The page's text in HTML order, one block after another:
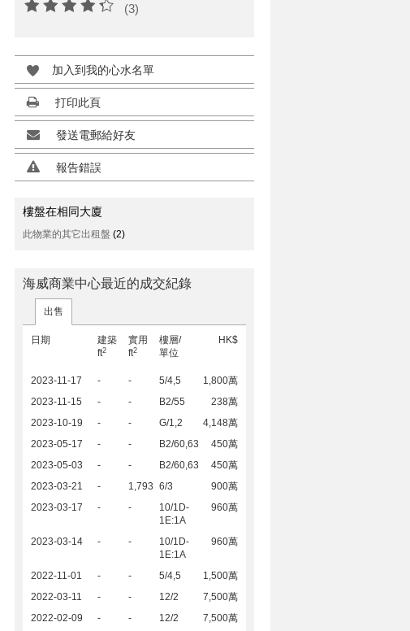
(3)
加入到我的心水名單
打印此頁
發送電郵給好友
報告錯誤
樓盤在相同大廈
此物業的其它出租盤 (2)
海威商業中心最近的成交紀錄
出售
日期
建築
ft2
實用
ft2
樓層/
單位
HK$
2023-11-17 - - 5/4,5
1,800萬
2023-11-15
- - B2/55
238萬
2023-10-19
- - G/1,2
4,148萬
2023-05-17
- - B2/60,63
450萬
2023-05-03
- - B2/60,63
450萬
2023-03-21
- 1,793 6/3
900萬
2023-03-17
- -
10/1D-
1E:1A
960萬
2023-03-14 - -
10/1D-
1E:1A
960萬
2022-11-01 - - 5/4,5
1,500萬
2022-03-11
- - 12/2
7,500萬
2022-02-09
- - 12/2
7,500萬